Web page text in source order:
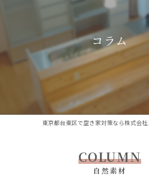
コラム
東京都台東区で空き家対策なら株式会
COLUMN
自然素材